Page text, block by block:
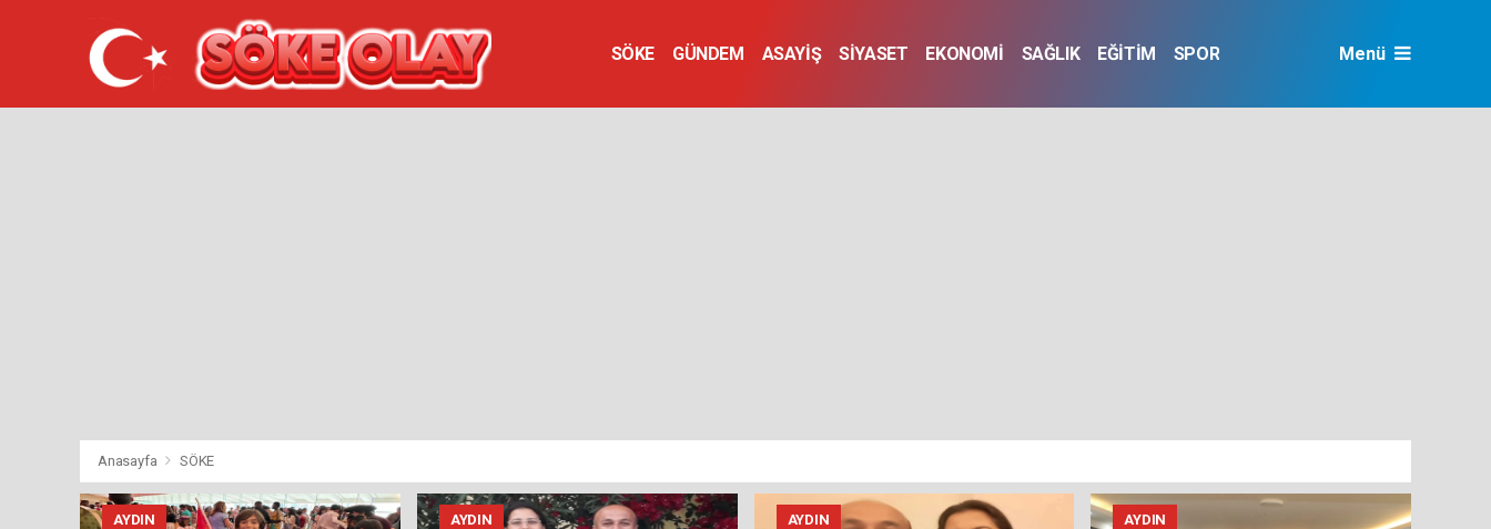
SÖKE GÜNDEM ASAYİŞ SİYASET EKONOMİ SAĞLIK EĞİTİM SPOR Menü
Anasayfa SÖKE
AYDIN AYDIN AYDIN AYDIN